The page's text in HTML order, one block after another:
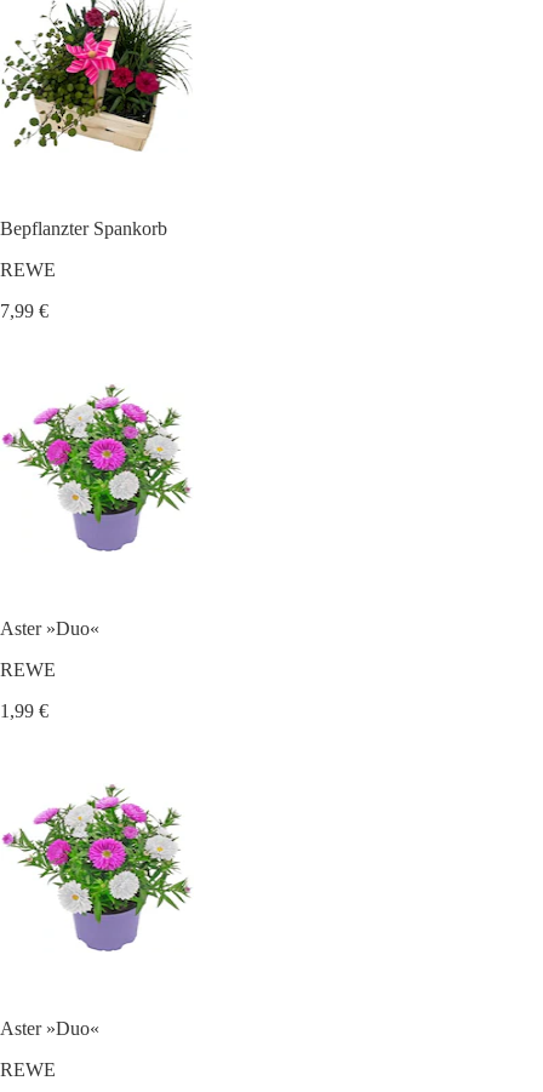
Bepflanzter Spankorb
REWE
7,99 €
Aster »Duo«
REWE
1,99 €
Aster »Duo«
REWE